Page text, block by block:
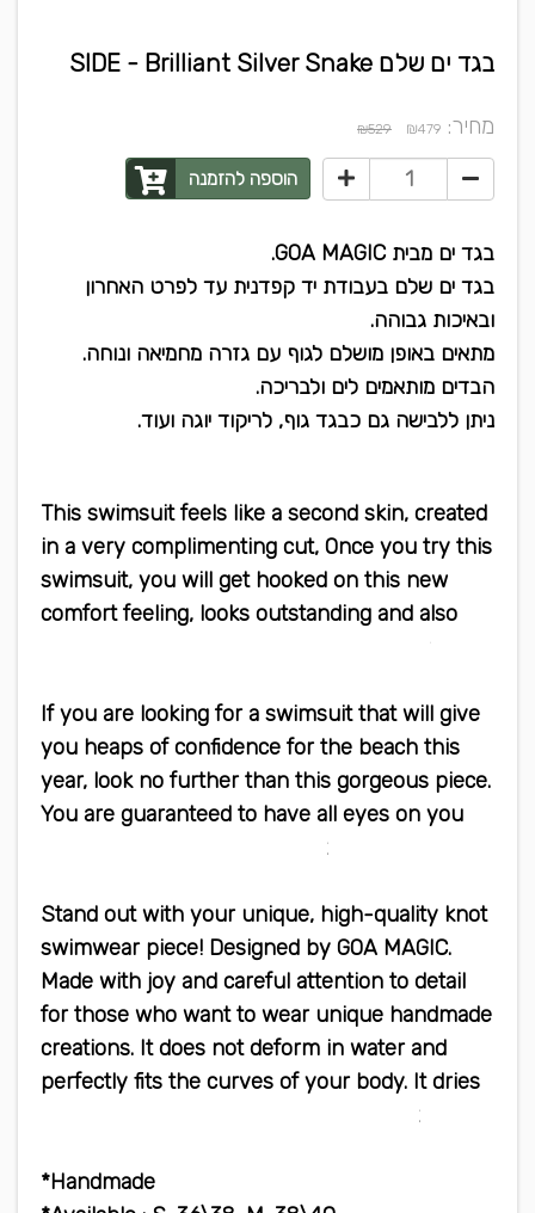
בגד ים שלם SIDE - Brilliant Silver Snake
מחיר: ₪479
₪529
הוספה להזמנה
בגד ים מבית GOA MAGIC.
בגד ים שלם בעבודת יד קפדנית עד לפרט האחרון
ובאיכות גבוהה.
מתאים באופן מושלם לגוף עם גזרה מחמיאה ונוחה.
הבדים מותאמים לים ולבריכה.
ניתן ללבישה גם כבגד גוף, לריקוד יוגה ועוד.
This swimsuit feels like a second skin, created
in a very complimenting cut, Once you try this
swimsuit, you will get hooked on this new
comfort feeling, looks outstanding and also
If you are looking for a swimsuit that will give
you heaps of confidence for the beach this
year, look no further than this gorgeous piece.
You are guaranteed to have all eyes on you
Stand out with your unique, high-quality knot
swimwear piece! Designed by GOA MAGIC.
Made with joy and careful attention to detail
for those who want to wear unique handmade
creations. It does not deform in water and
perfectly fits the curves of your body. It dries